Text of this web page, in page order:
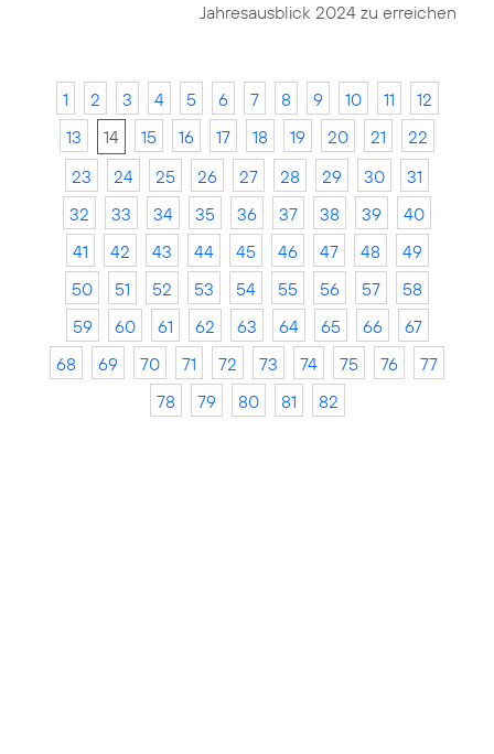
Jahresausblick 2024 zu erreichen
1 2 3 4 5 6 7 8 9 10 11
12
13
14 15 16 17 18 19 20 21
22
23
24 25 26 27 28 29 30
31
32
33 34 35 36 37 38 39
40
41
42 43 44 45 46 47 48
49
50
51 52 53 54 55 56 57
58
59
60 61 62 63 64 65 66
67
68
69 70 71 72 73 74 75 76
77
78
79 80 81 82